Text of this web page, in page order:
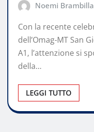
Noemi Brambilla
Con la recente
dell’Omag-MT San
A1, l’attenzione si
della…
LEGGI TUTTO